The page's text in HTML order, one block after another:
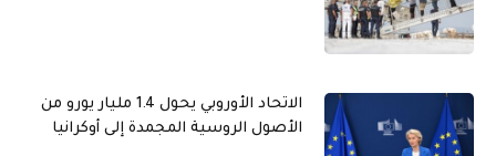
الاتحاد الأوروبي يحول 1.4 مليار يورو من
الأصول الروسية المجمدة إلى أوكرانيا